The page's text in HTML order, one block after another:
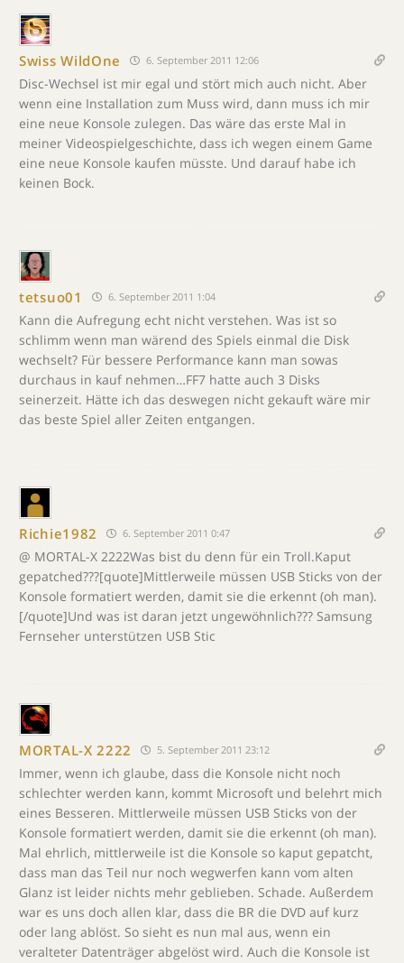
Swiss WildOne 6. September 2011 12:06
Disc-Wechsel ist mir egal und stört mich auch nicht. Aber
wenn eine Installation zum Muss wird, dann muss ich mir
eine neue Konsole zulegen. Das wäre das erste Mal in
meiner Videospielgeschichte, dass ich wegen einem Game
eine neue Konsole kaufen müsste. Und darauf habe ich
keinen Bock.
tetsuo01 6. September 2011 1:04
Kann die Aufregung echt nicht verstehen. Was ist so
schlimm wenn man wärend des Spiels einmal die Disk
wechselt? Für bessere Performance kann man sowas
durchaus in kauf nehmen…FF7 hatte auch 3 Disks
seinerzeit. Hätte ich das deswegen nicht gekauft wäre mir
das beste Spiel aller Zeiten entgangen.
Richie1982 6. September 2011 0:47
@ MORTAL-X 2222Was bist du denn für ein Troll.Kaput
gepatched???[quote]Mittlerweile müssen USB Sticks von der
Konsole formatiert werden, damit sie die erkennt (oh man).
[/quote]Und was ist daran jetzt ungewöhnlich??? Samsung
Fernseher unterstützen USB Stic
MORTAL-X 2222 5. September 2011 23:12
Immer, wenn ich glaube, dass die Konsole nicht noch
schlechter werden kann, kommt Microsoft und belehrt mich
eines Besseren. Mittlerweile müssen USB Sticks von der
Konsole formatiert werden, damit sie die erkennt (oh man).
Mal ehrlich, mittlerweile ist die Konsole so kaput gepatcht,
dass man das Teil nur noch wegwerfen kann vom alten
Glanz ist leider nichts mehr geblieben. Schade. Außerdem
war es uns doch allen klar, dass die BR die DVD auf kurz
oder lang ablöst. So sieht es nun mal aus, wenn ein
veralteter Datenträger abgelöst wird. Auch die Konsole ist